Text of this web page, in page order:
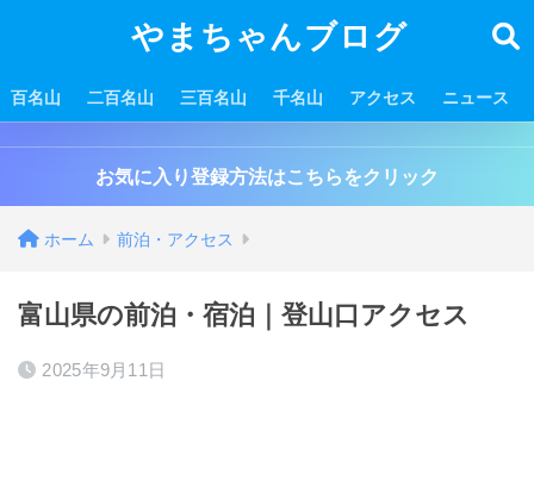
やまちゃんブログ
百名山 二百名山 三百名山 千名山 アクセス ニュース
お気に入り登録方法はこちらをクリック
ホーム 前泊・アクセス
富山県の前泊・宿泊｜登山口アクセス
2025年9月11日